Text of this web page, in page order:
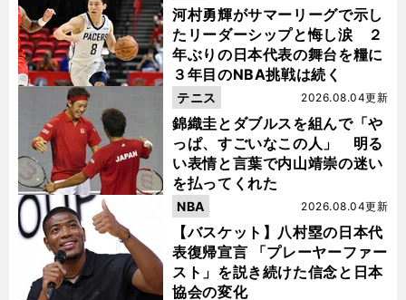
河村勇輝がサマーリーグで示し
たリーダーシップと悔し涙 ２
年ぶりの日本代表の舞台を糧に
３年目のNBA挑戦は続く
錦織圭とダブルスを組んで「や
っぱ、すごいなこの人」 明る
い表情と言葉で内山靖崇の迷い
を払ってくれた
2026.08.04更新
テニス
【バスケット】八村塁の日本代
表復帰宣言 「プレーヤーファー
スト」を説き続けた信念と日本
協会の変化
2026.08.04更新
NBA